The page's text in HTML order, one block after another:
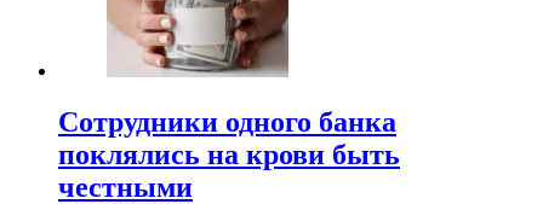
Сотрудники одного банка
поклялись на крови быть
честными